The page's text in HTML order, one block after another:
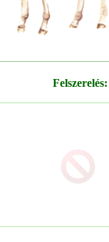
Felszerelés: